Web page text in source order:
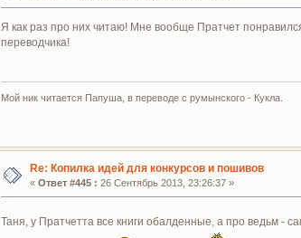
Я как раз про них читаю! Мне вообще Пратчет
переводчика!
Мой ник читается Папуша, в переводе с румынского - Кукла.
Re: Копилка идей для конкурсов и пошивов
« Ответ #445 : 26 Сентябрь 2013, 23:26:37 »
Таня, у Пратчетта все книги обалденные, а про ведьм -